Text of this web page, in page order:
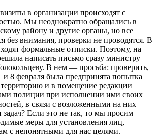
в организации происходят с
Мы неоднократно обращались в
району и другие органы, но все
без внимания, проверки не проводятся. В
формальные отписки. Поэтому, на
написать письмо сразу министру
В нем — просьба: проверить,
и 8 февраля была предпринята попытка
и в помещение редакции
полиции при исполнении ими своих
в связи с возложенными на них
Если это не так, то мы просим
меры для установления лиц,
с непонятными для нас целями.